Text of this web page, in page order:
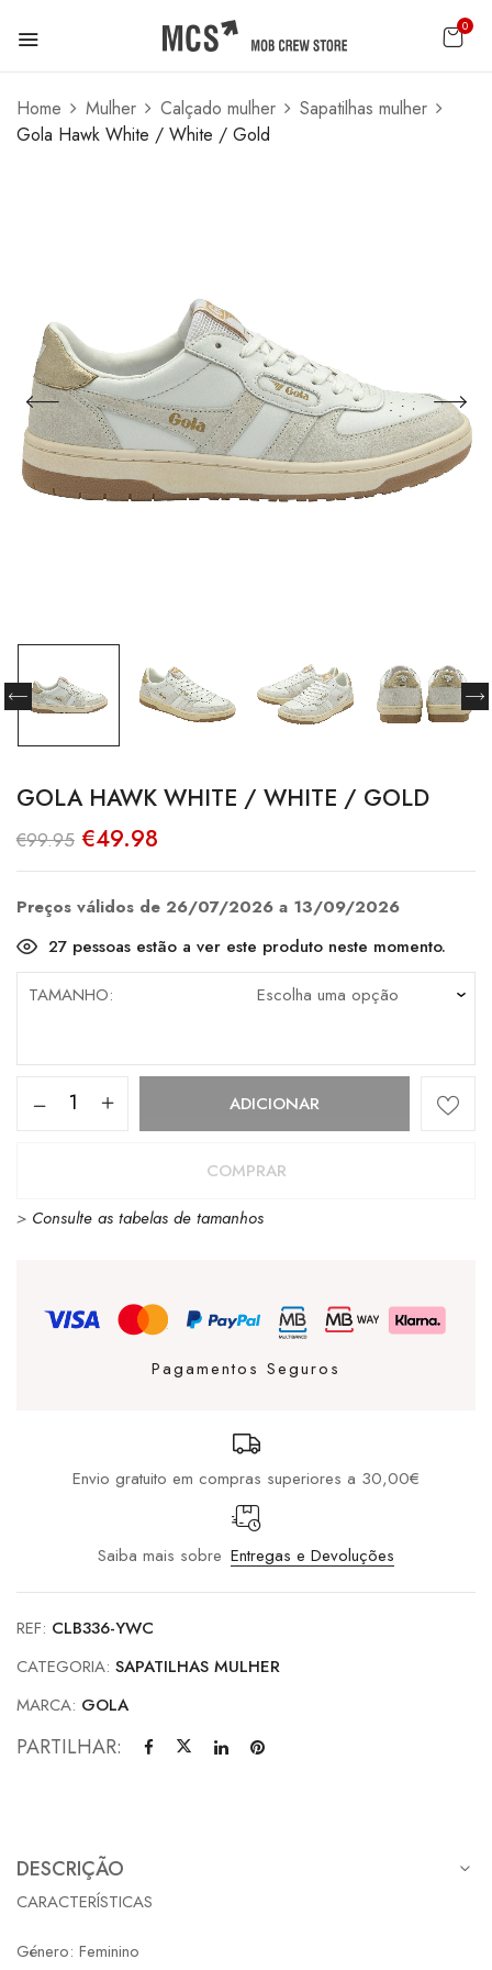
0
Home Mulher Calçado mulher
Sapatilhas mulher
Gola Hawk White / White / Gold
GOLA HAWK WHITE / WHITE / GOLD
€99.95 O
preço
original
€99.95.
€49.98
atual
€49.98.
Preços válidos de 26/07/2026 a 13/09/2026
27 pessoas estão a ver este produto neste momento.
TAMANHO
Quantidade
White
ADICIONAR
COMPRAR
> Consulte as tabelas de tamanhos
Pagamentos Seguros
Envio gratuito em compras superiores a 30,00€
Saiba mais sobre Entregas e Devoluções
REF: CLB336-YWC
CATEGORIA: SAPATILHAS MULHER
MARCA: GOLA
PARTILHAR:
DESCRIÇÃO
CARACTERÍSTICAS
Género: Feminino